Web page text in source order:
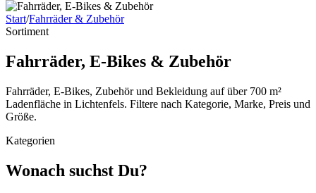
Start/Fahrräder & Zubehör
Sortiment
Fahrräder, E-Bikes & Zubehör
Fahrräder, E-Bikes, Zubehör und Bekleidung auf über 700 m²
Ladenfläche in Lichtenfels. Filtere nach Kategorie, Marke, Preis und
Größe.
Kategorien
Wonach suchst Du?